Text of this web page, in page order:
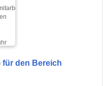
für den Bereich